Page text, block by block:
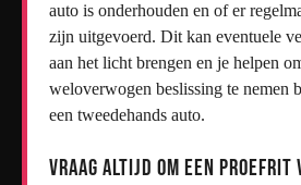
auto is onderhouden en of er
zijn uitgevoerd. Dit kan eventuele
aan het licht brengen en je helpen
weloverwogen beslissing te nemen
een tweedehands auto.
Vraag altijd om een proefrit